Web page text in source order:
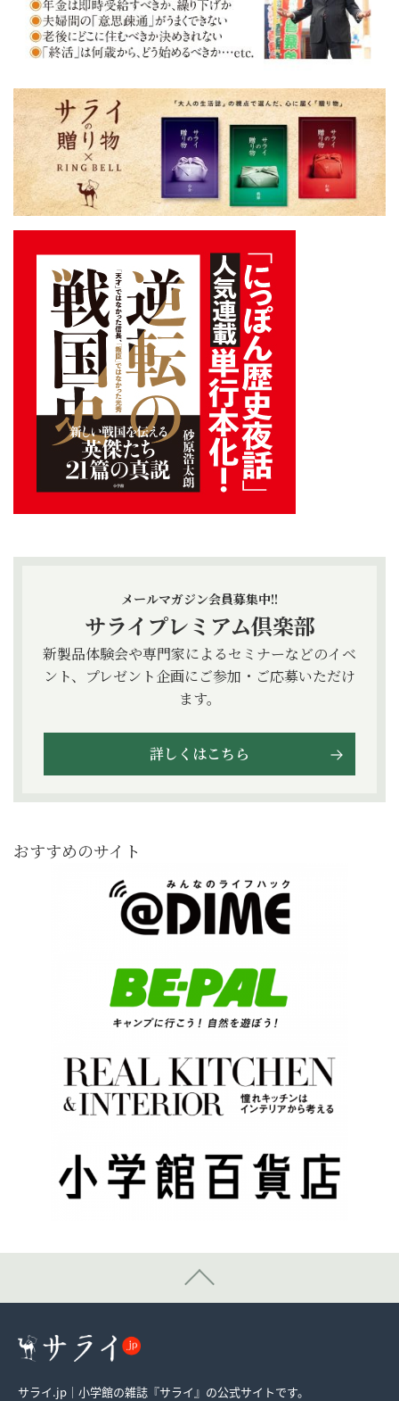
メールマガジン会員募集中!!
サライプレミアム倶楽部
新製品体験会や専門家によるセミナーなどのイベ
ント、プレゼント企画にご参加・ご応募いただけ
ます。
詳しくはこちら
おすすめのサイト
サライ.jp｜小学館の雑誌『サライ』の公式サイトです。